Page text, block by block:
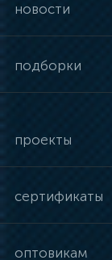
новости
подборки
проекты
сертификаты
оптовикам